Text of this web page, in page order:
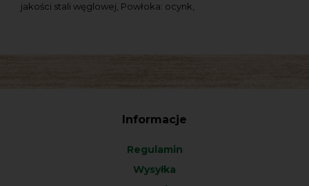
jakości stali węglowej, Powłoka: ocynk,
Informacje
Regulamin
Wysyłka